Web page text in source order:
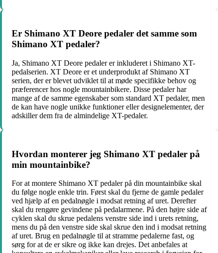
Er Shimano XT Deore pedaler det samme som
Shimano XT pedaler?
Ja, Shimano XT Deore pedaler er inkluderet i Shimano XT-
pedalserien. XT Deore er et underprodukt af Shimano XT
serien, der er blevet udviklet til at møde specifikke behov og
præferencer hos nogle mountainbikere. Disse pedaler har
mange af de samme egenskaber som standard XT pedaler, men
de kan have nogle unikke funktioner eller designelementer, der
adskiller dem fra de almindelige XT-pedaler.
Hvordan monterer jeg Shimano XT pedaler på
min mountainbike?
For at montere Shimano XT pedaler på din mountainbike skal
du følge nogle enkle trin. Først skal du fjerne de gamle pedaler
ved hjælp af en pedalnøgle i modsat retning af uret. Derefter
skal du rengøre gevindene på pedalarmene. På den højre side af
cyklen skal du skrue pedalens venstre side ind i urets retning,
mens du på den venstre side skal skrue den ind i modsat retning
af uret. Brug en pedalnøgle til at stramme pedalerne fast, og
sørg for at de er sikre og ikke kan drejes. Det anbefales at